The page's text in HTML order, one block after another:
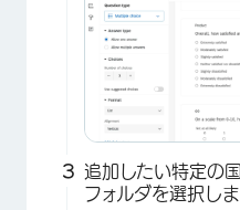
追加したい特定の
フォルダを選択しま